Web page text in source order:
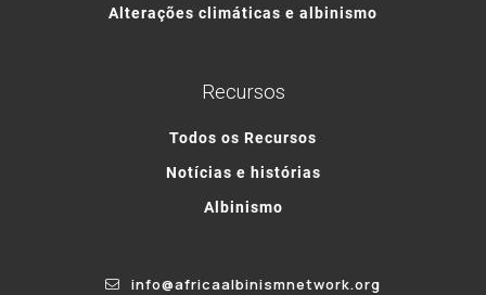
Alterações climáticas e albinismo
Recursos
Todos os Recursos
Notícias e histórias
Albinismo
info@africaalbinismnetwork.org